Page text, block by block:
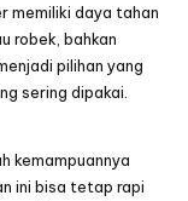
memiliki daya tahan
robek, bahkan
pilihan yang
sering dipakai.
kemampuannya
ini bisa tetap rapi